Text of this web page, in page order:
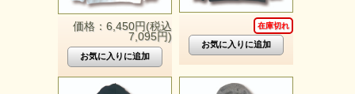
価格：6,450円(税込
7,095円)
在庫切れ